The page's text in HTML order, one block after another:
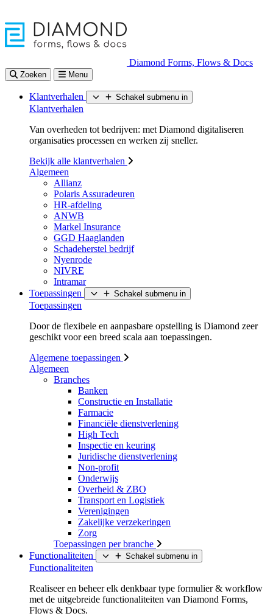
Diamond Forms, Flows & Docs
Zoeken Menu
Klantverhalen Schakel submenu in
Klantverhalen
Van overheden tot bedrijven: met Diamond digitaliseren
organisaties processen en werken zij sneller.
Bekijk alle klantverhalen
Algemeen
Allianz
Polaris Assuradeuren
HR-afdeling
ANWB
Markel Insurance
GGD Haaglanden
Schadeherstel bedrijf
Nyenrode
NIVRE
Intramar
Toepassingen
Schakel submenu in
Toepassingen
Door de flexibele en aanpasbare opstelling is Diamond zeer
geschikt voor een breed scala aan toepassingen.
Algemene toepassingen
Algemeen
Branches
Banken
Constructie en Installatie
Farmacie
Financiële dienstverlening
High Tech
Inspectie en keuring
Juridische dienstverlening
Non-profit
Onderwijs
Overheid & ZBO
Transport en Logistiek
Verenigingen
Zakelijke verzekeringen
Zorg
Toepassingen per branche
Functionaliteiten
Schakel submenu in
Functionaliteiten
Realiseer en beheer elk denkbaar type formulier & workflow
met de uitgebreide functionaliteiten van Diamond Forms,
Flows & Docs.